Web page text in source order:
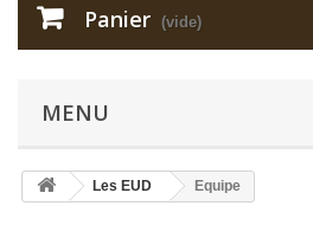
Panier (vide)
MENU
Les EUD Equipe